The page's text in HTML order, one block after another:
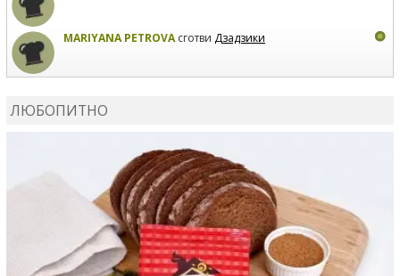
MARIYANA PETROVAсготви Дзадзики
ЛЮБОПИТНО